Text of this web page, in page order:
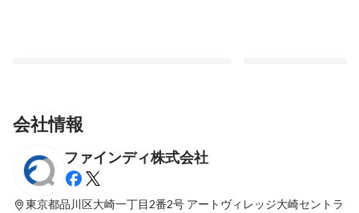
All about Findy ～ファインディの今とこ
れから～(2026年1月更新)
固定された投稿
リア選択
固定された投稿
会社情報
ファインディ株式会社
東京都品川区大崎一丁目2番2号 アートヴィレッジ大崎セントラ